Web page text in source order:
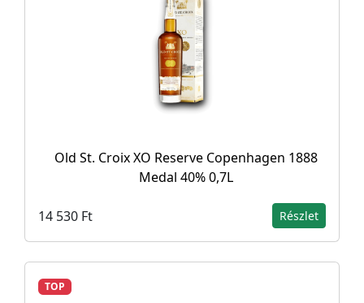
Old St. Croix XO Reserve Copenhagen 1888
Medal 40% 0,7L
14 530 Ft Részlet
TOP